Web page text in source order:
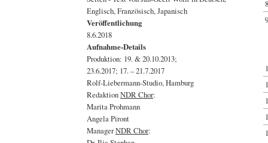
Englisch, Französisch, Japanisch
Veröffentlichung
8.6.2018
Aufnahme-Details
Produktion: 19. & 20.10.2013;
23.6.2017; 17. – 21.7.2017
Rolf-Liebermann-Studio, Hamburg
RedaktionNDR Chor:
Marita Prohmann
Angela Piront
ManagerNDR Chor:
8
9